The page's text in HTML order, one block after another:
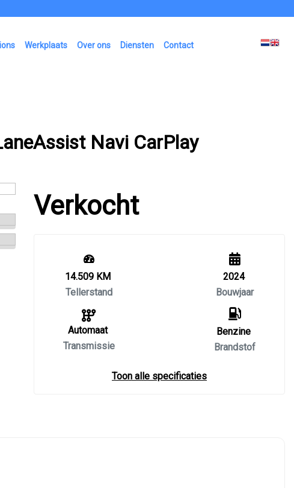
Werkplaats Over ons Diensten Contact
Navi CarPlay
Verkocht
14.509 KM
Tellerstand
Automaat
Transmissie
2024
Bouwjaar
Benzine
Brandstof
Toon alle specificaties